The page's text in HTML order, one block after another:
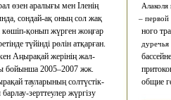
өзен аралығы мен Іленің
сондай-ақ оның сол жақ
қонып жүрген жоңғар
түйінді рөлін атқарған.
Аңырақай жерінің жал-
бойынша 2005–2007 жж.
тауларының солтүстік-
зерттеулер жүргізу
– первой
ного
общие